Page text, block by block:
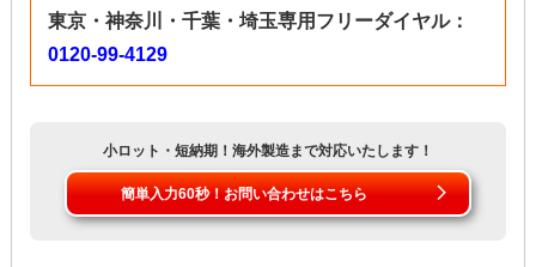
東京・神奈川・千葉・埼玉専用フリーダイヤル：
0120-99-4129
小ロット・短納期！海外製造まで対応いたします！
簡単入力60秒！お問い合わせはこちら